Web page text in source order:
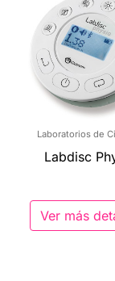
Laboratorios de
Labdisc
Ver más